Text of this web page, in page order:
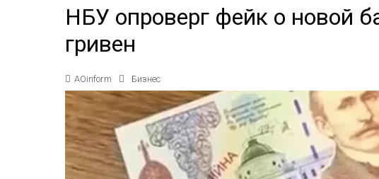
НБУ опроверг фейк о новой
гривен
AOinform Бизнес